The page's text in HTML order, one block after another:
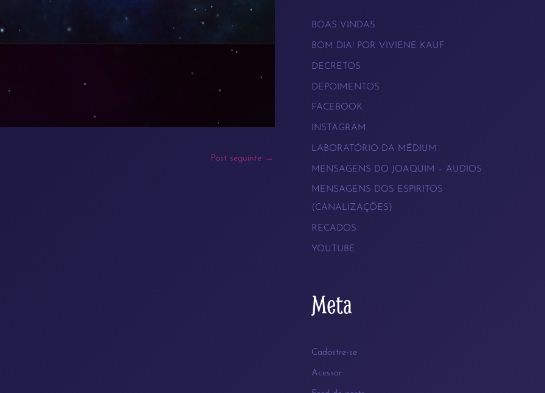
Post seguinte →
BOAS VINDAS
BOM DIA! POR VIVIENE KAUF
DECRETOS
DEPOIMENTOS
FACEBOOK
INSTAGRAM
LABORATÓRIO DA MÉDIUM
MENSAGENS DO JOAQUIM – ÁUDIOS
MENSAGENS DOS ESPIRITOS
(CANALIZAÇÕES)
RECADOS
YOUTUBE
Meta
Cadastre-se
Acessar